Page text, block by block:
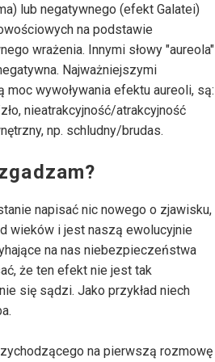
lub negatywnego (efekt Galatei)
na podstawie
wrażenia. Innymi słowy "aureola"
Najważniejszymi
moc wywoływania efektu aureoli, są:
nieatrakcyjność/atrakcyjność
np. schludny/brudas.
napisać nic nowego o zjawisku,
wieków i jest naszą ewolucyjnie
na nas niebezpieczeństwa
że ten efekt nie jest tak
się sądzi. Jako przykład niech
na pierwszą rozmowę